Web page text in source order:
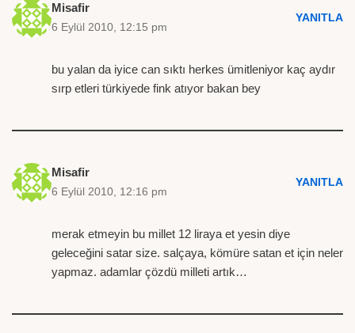
Misafir
6 Eylül 2010, 12:15 pm
YANITLA
bu yalan da iyice can sıktı herkes ümitleniyor kaç aydır
sırp etleri türkiyede fink atıyor bakan bey
Misafir
6 Eylül 2010, 12:16 pm
YANITLA
merak etmeyin bu millet 12 liraya et yesin diye
geleceğini satar size. salçaya, kömüre satan et için neler
yapmaz. adamlar çözdü milleti artık…